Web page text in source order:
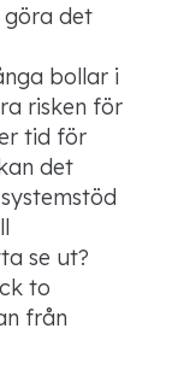
göra det
bollar i
risken för
tid för
det
se ut?
to
från